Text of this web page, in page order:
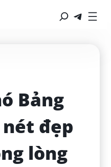
Bảng
nét đẹp
lòng